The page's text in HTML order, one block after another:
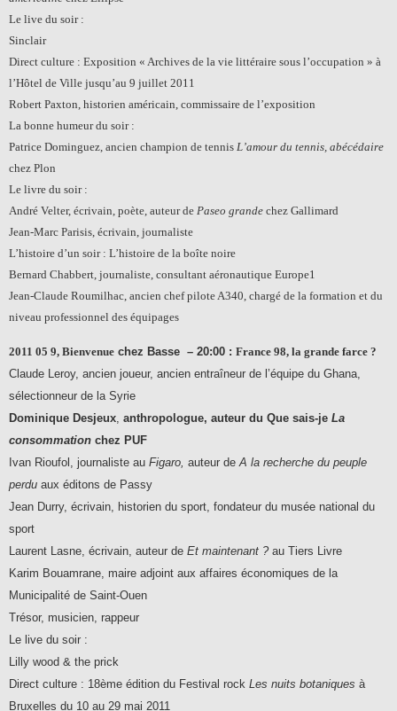
Le live du soir :
Sinclair
Direct culture : Exposition « Archives de la vie littéraire sous l’occupation » à
l’Hôtel de Ville jusqu’au 9 juillet 2011
Robert Paxton, historien américain, commissaire de l’exposition
La bonne humeur du soir :
Patrice Dominguez, ancien champion de tennis L’amour du tennis, abécédaire
chez Plon
Le livre du soir :
André Velter, écrivain, poète, auteur de Paseo grande chez Gallimard
Jean-Marc Parisis, écrivain, journaliste
L’histoire d’un soir : L’histoire de la boîte noire
Bernard Chabbert, journaliste, consultant aéronautique Europe1
Jean-Claude Roumilhac, ancien chef pilote A340, chargé de la formation et du
niveau professionnel des équipages
2011 05 9, Bienvenue chez Basse – 20:00 : France 98, la grande farce ?
Claude Leroy, ancien joueur, ancien entraîneur de l’équipe du Ghana,
sélectionneur de la Syrie
Dominique Desjeux anthropologue, auteur du Que sais-je La
consommation chez PUF
Ivan Rioufol, journaliste au Figaro, auteur de A la recherche du peuple
perdu aux éditons de Passy
Jean Durry, écrivain, historien du sport, fondateur du musée national du
sport
Laurent Lasne, écrivain, auteur de Et maintenant ? au Tiers Livre
Karim Bouamrane, maire adjoint aux affaires économiques de la
Municipalité de Saint-Ouen
Trésor, musicien, rappeur
Le live du soir :
Lilly wood & the prick
Direct culture : 18ème édition du Festival rock Les nuits botaniques à
Bruxelles du 10 au 29 mai 2011